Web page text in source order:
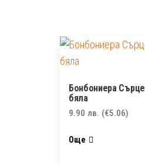
Бонбониера Сърце
бяла
9.90 лв. (€5.06)
Още